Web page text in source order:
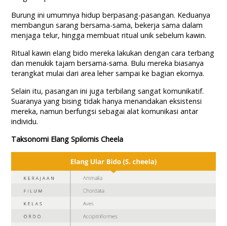
Burung ini umumnya hidup berpasang-pasangan. Keduanya
membangun sarang bersama-sama, bekerja sama dalam
menjaga telur, hingga membuat ritual unik sebelum kawin.
Ritual kawin elang bido mereka lakukan dengan cara terbang
dan menukik tajam bersama-sama. Bulu mereka biasanya
terangkat mulai dari area leher sampai ke bagian ekornya.
Selain itu, pasangan ini juga terbilang sangat komunikatif.
Suaranya yang bising tidak hanya menandakan eksistensi
mereka, namun berfungsi sebagai alat komunikasi antar
individu.
Taksonomi Elang Spilornis Cheela